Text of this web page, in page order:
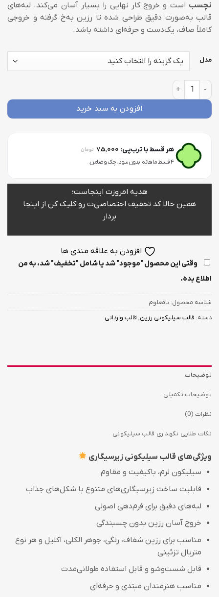
نچسب است و خروج کار نهایی را بسیار آسان می‌کند. لبه‌های
قالب به‌صورت دقیق طراحی شده تا رزین به‌خ گرفته و خروجی
کاملاً صاف، یک‌دست و حرفه‌ای داشته باشد.
مدل
قالب سیلیکونی زیرسیگاری عدد
افزودن به سبد خرید
هر قسط با ترب‌پی: 75,000 تومان
۴ قسط ماهانه. بدون سود، چک و ضامن.
هدیه امروزت اینجاست؛
همین حالا کد تخفیف اختصاصی‌ت رو کلیک کن از اینجا
بردار
افزودن به علاقه مندی ها
وقتی این محصول "موجود" شد یا شامل "تخفیف" شد، به من
اطلاع بده.
شناسه محصول: نامعلوم
دسته: قالب سیلیکونی رزین, قالب وارداتی
توضیحات
توضیحات تکمیلی
نظرات (0)
نکات طلایی نگهداری قالب سیلیکونی
ویژگی‌های قالب سیلیکونی زیرسیگاری
سیلیکون نرم، باکیفیت و مقاوم
قابلیت ساخت زیرسیگاری‌های متنوع با شکل‌های جذاب
لبه‌های دقیق برای فرم‌دهی اصولی
خروج آسان رزین بدون چسبندگی
مناسب برای رزین شفاف، رنگی، جوهر الکلی، اکلیل و هر نوع
متریال تزئینی
قابل شست‌وشو و قابل استفاده طولانی‌مدت
مناسب هنرمندان مبتدی و حرفه‌ای